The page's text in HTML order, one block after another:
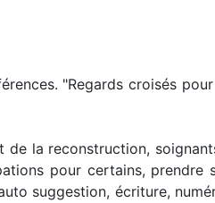
"Regards croisés
de la reconstruction,
pour certains, prendre
suggestion, écriture,